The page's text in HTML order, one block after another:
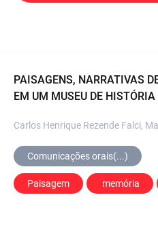
PAISAGENS, NARRATIVAS
EM UM MUSEU DE
Carlos Henrique Rezende Falci,
Comunicações orais(...)
Paisagem memória